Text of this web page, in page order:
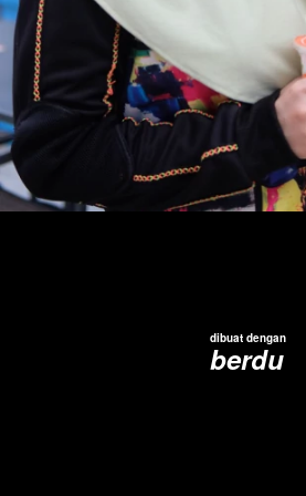
dibuat dengan
berdu